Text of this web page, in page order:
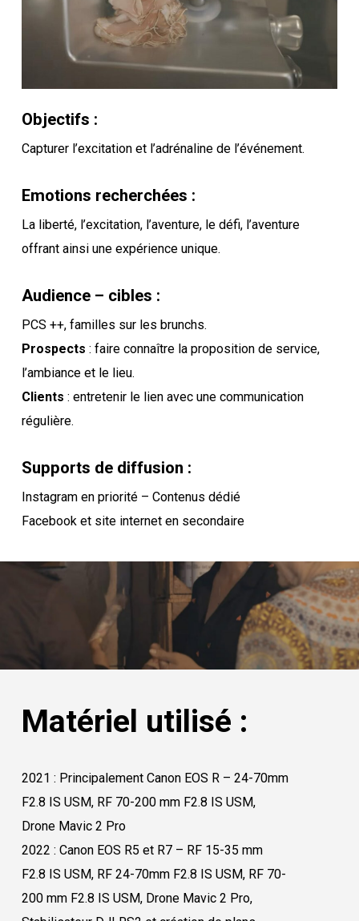
Objectifs :
Capturer l’excitation et l’adrénaline de l’événement.
Emotions recherchées :
La liberté, l’excitation, l’aventure, le défi, l’aventure
offrant ainsi une expérience unique.
Audience – cibles :
PCS ++, familles sur les brunchs.
Prospects : faire connaître la proposition de service,
l’ambiance et le lieu.
Clients : entretenir le lien avec une communication
régulière.
Supports de diffusion :
Instagram en priorité – Contenus dédié
Facebook et site internet en secondaire
Matériel utilisé :
2021 : Principalement Canon EOS R – 24-70mm
F2.8 IS USM, RF 70-200 mm F2.8 IS USM,
Drone Mavic 2 Pro
2022 : Canon EOS R5 et R7 – RF 15-35 mm
F2.8 IS USM, RF 24-70mm F2.8 IS USM, RF 70-
200 mm F2.8 IS USM, Drone Mavic 2 Pro,